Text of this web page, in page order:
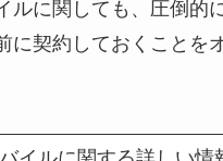
ルに関しても、圧倒的
に契約しておくことを